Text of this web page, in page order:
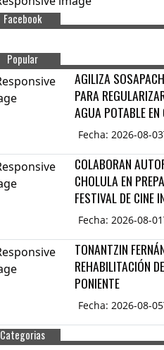
Facebook
Popular
AGILIZA
PARA
AGUA POTABLE
Fecha: 2026-08-
COLABORAN
CHOLULA EN
FESTIVAL DE CINE
Fecha: 2026-08-
TONANTZIN
REHABILITACIÓN
PONIENTE
Fecha: 2026-08-
Categorias